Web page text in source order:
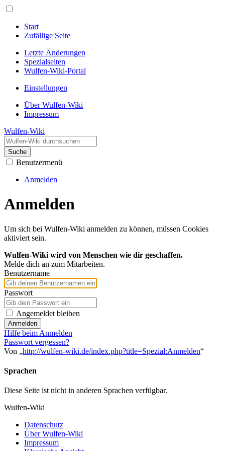
Start
Zufällige Seite
Letzte Änderungen
Spezialseiten
Wulfen-Wiki-Portal
Einstellungen
Über Wulfen-Wiki
Impressum
Wulfen-Wiki
Suche
Benutzermenü
Anmelden
Anmelden
Um sich bei Wulfen-Wiki anmelden zu können, müssen Cookies
aktiviert sein.
Wulfen-Wiki wird von Menschen wie dir geschaffen.
Melde dich an zum Mitarbeiten.
Benutzername
Passwort
Angemeldet bleiben
Anmelden
Hilfe beim Anmelden
Passwort vergessen?
Von „http://wulfen-wiki.de/index.php?title=Spezial:Anmelden“
Sprachen
Diese Seite ist nicht in anderen Sprachen verfügbar.
Wulfen-Wiki
Datenschutz
Über Wulfen-Wiki
Impressum